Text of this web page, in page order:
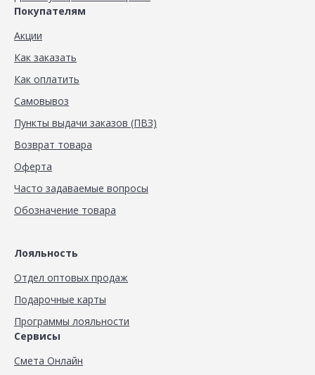
Покупателям
Акции
Как заказать
Как оплатить
Самовывоз
Пункты выдачи заказов (ПВЗ)
Возврат товара
Оферта
Часто задаваемые вопросы
Обозначение товара
Лояльность
Отдел оптовых продаж
Подарочные карты
Программы лояльности
Сервисы
Смета Онлайн